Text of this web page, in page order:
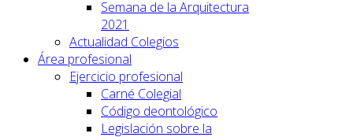
Semana de la Arquitectura
2021
Actualidad Colegios
Área profesional
Ejercicio profesional
Carné Colegial
Código deontológico
Legislación sobre la